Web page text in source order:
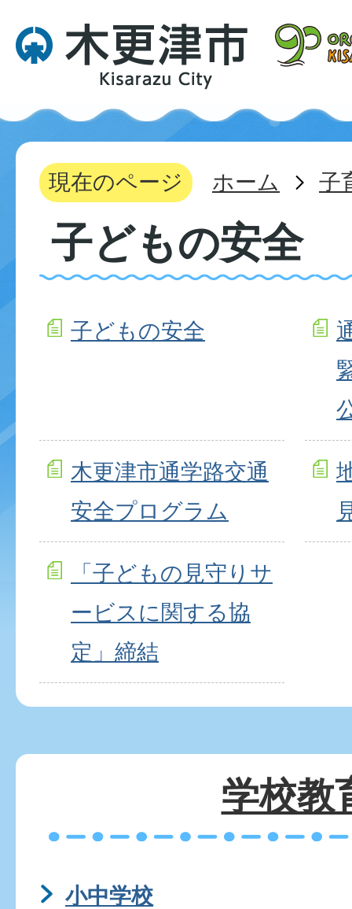
現在のページ ホーム 子
子どもの安全
子どもの安全
木更津市通学路交通
安全プログラム
「子どもの見守りサ
ービスに関する協
定」締結
学校教
小中学校